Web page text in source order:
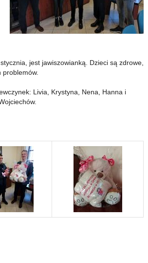
jest jawiszowianką. Dzieci są zdrowe,
Livia, Krystyna, Nena, Hanna i